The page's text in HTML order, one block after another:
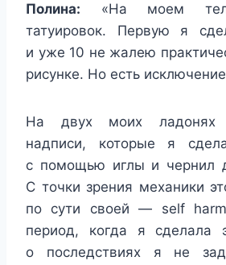
Полина: «На моем
татуировок. Первую я
и уже 10 не жалею
рисунке. Но есть
На двух моих ладонях
надписи, которые я
с помощью иглы и чернил
С точки зрения механики
по сути своей — self
период, когда я сделала
о последствиях я не